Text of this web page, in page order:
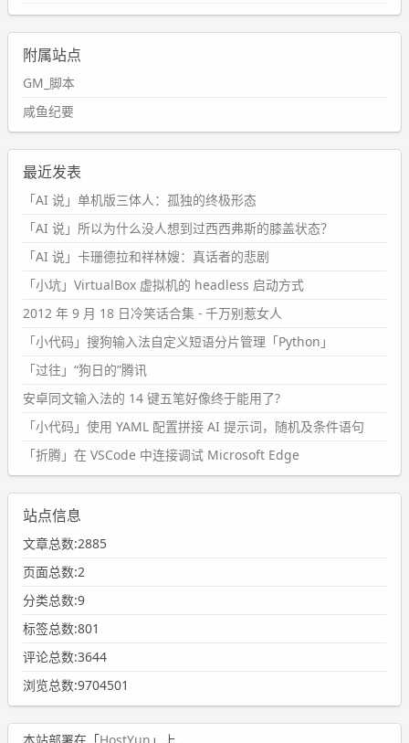
附属站点
GM_脚本
咸鱼纪要
最近发表
「AI 说」单机版三体人：孤独的终极形态
「AI 说」所以为什么没人想到过西西弗斯的膝盖状态？
「AI 说」卡珊德拉和祥林嫂：真话者的悲剧
「小坑」VirtualBox 虚拟机的 headless 启动方式
2012 年 9 月 18 日冷笑话合集 - 千万别惹女人
「小代码」搜狗输入法自定义短语分片管理「Python」
「过往」“狗日的”腾讯
安卓同文输入法的 14 键五笔好像终于能用了?
「小代码」使用 YAML 配置拼接 AI 提示词，随机及条件语句
「折腾」在 VSCode 中连接调试 Microsoft Edge
站点信息
文章总数:2885
页面总数:2
分类总数:9
标签总数:801
评论总数:3644
浏览总数:9704501
本站部署在「HostYun 」上